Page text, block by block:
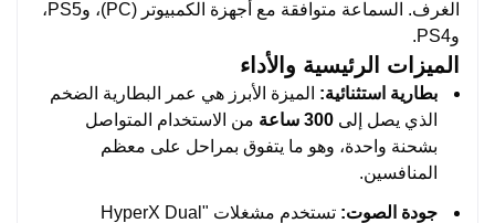
الغرف. السماعة متوافقة مع أجهزة الكمبيوتر (PC)، وPS5،
وPS4.
الميزات الرئيسية والأداء
بطارية استثنائية: الميزة الأبرز هي عمر البطارية الضخم
الذي يصل إلى 300 ساعة
من الاستخدام المتواصل
بشحنة واحدة، وهو ما يتفوق بمراحل على معظم
المنافسين.
جودة الصوت:
تستخدم مشغلات "HyperX Dual